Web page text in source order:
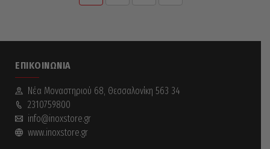
ΕΠΙΚΟΙΝΩΝΊΑ
Νέα Mοναστηριού 68, Θεσσαλονίκη 563 34
2310759800
info@inoxstore.gr
www.inoxstore.gr